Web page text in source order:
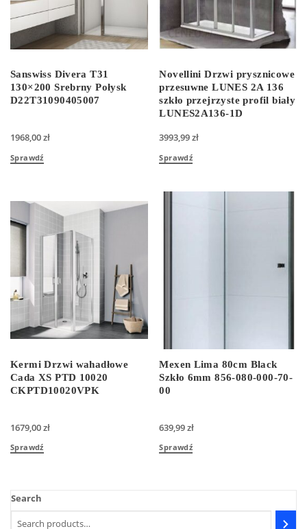
Sanswiss Divera T31
130×200 Srebrny Połysk
D22T31090405007
1968,00zł
Sprawdź
Novellini Drzwi prysznicowe
przesuwne LUNES 2A 136
szkło przejrzyste profil biały
LUNES2A136-1D
3993,99zł
Sprawdź
Kermi Drzwi wahadłowe
Cada XS PTD 10020
CKPTD10020VPK
1679,00zł
Sprawdź
Mexen Lima 80cm Black
Szkło 6mm 856-080-000-70-
00
639,99zł
Sprawdź
Search